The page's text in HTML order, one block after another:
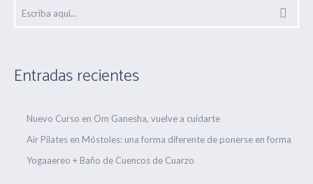
Entradas recientes
Nuevo Curso en Om Ganesha, vuelve a cuidarte
Air Pilates en Móstoles: una forma diferente de ponerse en forma
Yogaaereo + Baño de Cuencos de Cuarzo